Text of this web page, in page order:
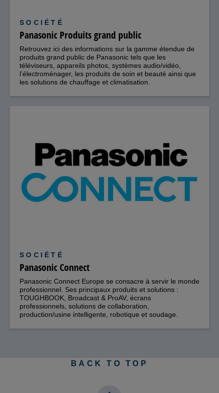
SOCIÉTÉ
Panasonic Produits grand public
Retrouvez ici des informations sur la gamme étendue de
produits grand public de Panasonic tels que les
téléviseurs, appareils photos, systèmes audio/vidéo,
l’électroménager, les produits de soin et beauté ainsi que
les solutions de chauffage et climatisation.
SOCIÉTÉ
Panasonic Connect
Panasonic Connect Europe se consacre à servir le monde
professionnel. Ses principaux produits et solutions :
TOUGHBOOK, Broadcast & ProAV, écrans
professionnels, solutions de collaboration,
production/usine intelligente, robotique et soudage.
BACK TO TOP